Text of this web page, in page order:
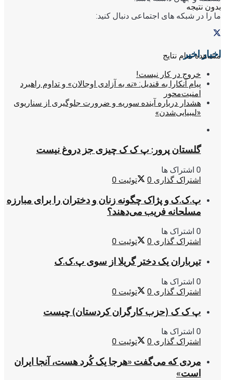
بدون نتیجه
مشاهده تمام نتایج
ما را در شبکه های اجتماعی دنبال کنید:
اخبار اخیر
خروج در کار نیست!
پیام آنکارا به قندیل: «نه به آزادی اوجالان» و تداوم راهبرد
امنیت‌محور
هشدار درباره آینده سوریه و ضرورت جلوگیری از سناریوی
«لیبیایی‌شدن»
گلستان پرور: پ ک ک چیزی جز دروغ نیست
0 اشتراک ها
اشتراک گذاری 0 توئیت 0
پ.ک.ک و پژاک چگونه زنان و دختران را برای مبارزه
مسلحانه فریب می‌دهند؟
0 اشتراک ها
اشتراک گذاری 0 توئیت 0
تیرباران یک دختر گریلا از سوی پ.ک.ک
0 اشتراک ها
اشتراک گذاری 0 توئیت 0
پ ک ک (حزب کارگران کردستان) چیست
0 اشتراک ها
اشتراک گذاری 0 توئیت 0
مردی که می‌گفت «هرجا یک کُرد هست، آنجا ایران
است»